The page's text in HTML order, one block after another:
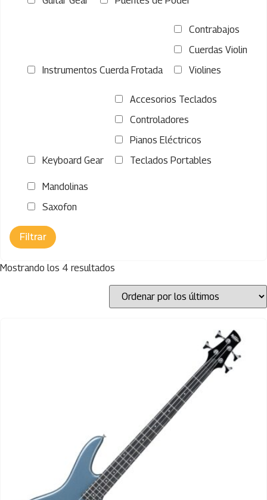
Instrumentos Cuerda Frotada
Contrabajos
Cuerdas Violin
Violines
Keyboard Gear
Accesorios Teclados
Controladores
Pianos Eléctricos
Teclados Portables
Mandolinas
Saxofon
Mostrando los 4 resultados